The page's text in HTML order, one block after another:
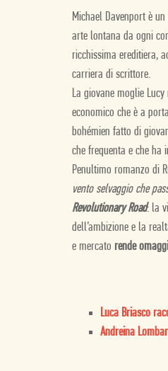
Michael Davenport è
arte lontana da ogni
ricchissima ereditiera,
carriera di scrittore.
La giovane moglie
economico che è a
bohémien fatto di
che frequenta e che
Penultimo romanzo di
vento selvaggio che
Revolutionary Road: la
dell’ambizione e la
e mercato rende
Luca Briasco
Andreina